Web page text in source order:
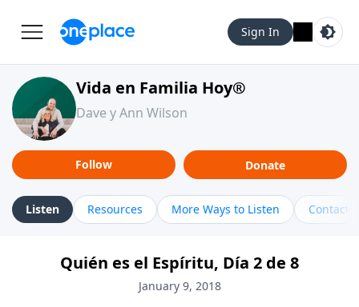
Sign In
Vida en Familia Hoy®
Dave y Ann Wilson
Follow Donate
Listen Resources More Ways to Listen Contact
Quién es el Espíritu, Día 2 de 8
January 9, 2018